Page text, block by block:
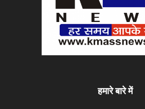
हमारे बारे में